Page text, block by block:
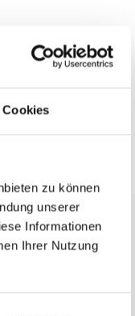
Cookies
zu können
unserer
Informationen
Ihrer Nutzung